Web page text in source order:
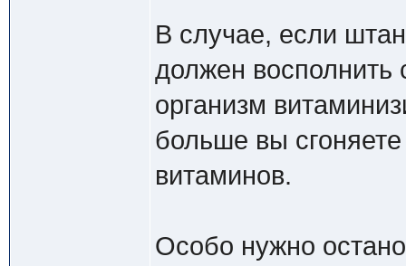
В случае, если
должен восполнить
организм
больше вы
витаминов.
Особо нужно